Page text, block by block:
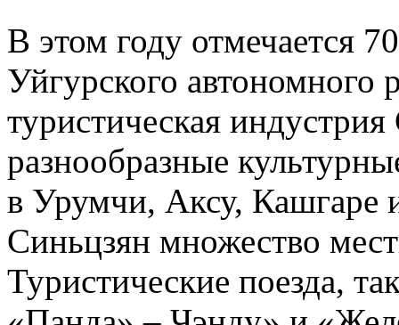
В этом году отмечается
Уйгурского автономного
туристическая
разнообразные
в Урумчи, Аксу, Кашгаре
Синьцзян множество
Туристические поезда,